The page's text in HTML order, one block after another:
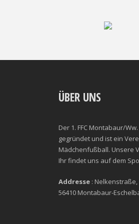
ÜBER UNS
Der 1. FFC Montabaur/
gegründet und ist ein
Mädchenfußball. Unsere
Ihr findet uns auf dem
Addresse : Nelkenstraße,
56410 Montabaur-